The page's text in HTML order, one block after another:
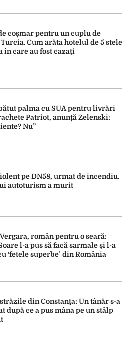
coșmar pentru un cuplu de
Cum arăta hotelul de 5 stele
în care au fost cazați
palma cu SUA pentru livrări
Patriot, anunță Zelenski:
Nu”
pe DN58, urmat de incendiu.
autoturism a murit
român pentru o seară:
l-a pus să facă sarmale și l-a
‘fetele superbe’ din România
din Constanţa: Un tânăr s-a
după ce a pus mâna pe un stâlp